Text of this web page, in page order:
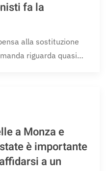
fa la
alla sostituzione
riguarda quasi…
a Monza e
è importante
a un